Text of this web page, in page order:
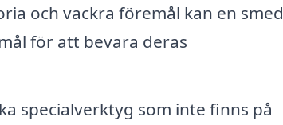
och vackra föremål kan en smed
för att bevara deras
specialverktyg som inte finns på